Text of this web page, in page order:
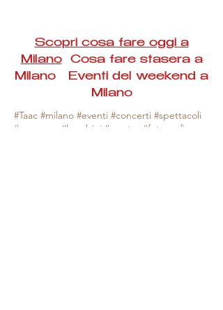
Scopri cosa fare oggi a
MilanoCosa fare stasera a
Milano Eventi del weekend a
Milano
#Taac #milano #eventi #concerti #spettacoli
#rassegne #bambini #mostre #fotografia